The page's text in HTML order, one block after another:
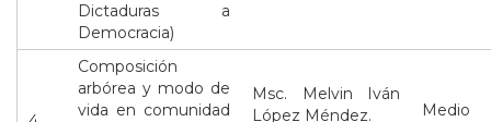
Dictaduras a
Democracia)
Composición
arbórea y modo de
vida en comunidad
Msc. Melvin Iván
López Méndez.
Medio